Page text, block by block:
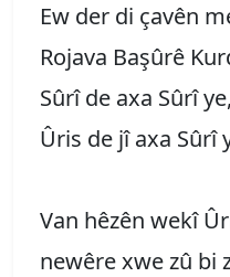
Ew der di çavên
Rojava Başûrê
Sûrî de axa Sûrî
Ûris de jî axa Sûrî
Van hêzên wekî
newêre xwe zû bi